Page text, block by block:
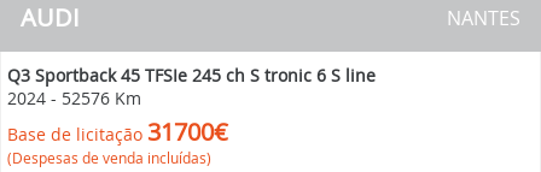
AUDI NANTES
Q3 Sportback 45 TFSIe 245 ch S tronic 6 S line
2024 - 52576 Km
Base de licitação 31700€
(Despesas de venda incluídas)